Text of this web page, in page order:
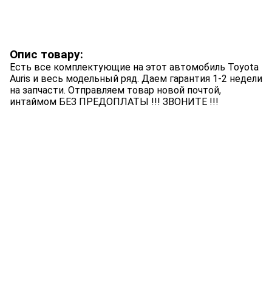
Опис товару:
Есть все комплектующие на этот автомобиль Toyota
Auris и весь модельный ряд. Даем гарантия 1-2 недели
на запчасти. Отправляем товар новой почтой,
интаймом БЕЗ ПРЕДОПЛАТЫ !!! ЗВОНИТЕ !!!